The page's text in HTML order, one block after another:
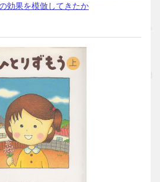
効果を模倣してきたか